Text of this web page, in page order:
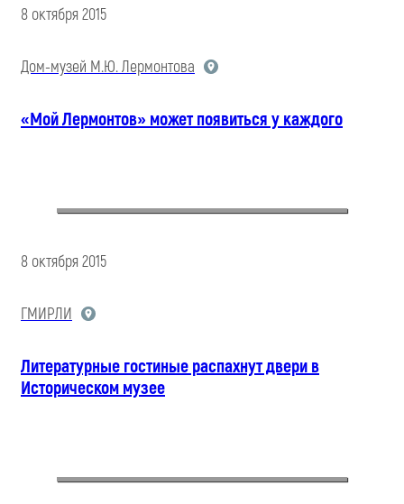
8 октября 2015
Дом-музей М.Ю. Лермонтова
«Мой Лермонтов» может появиться у каждого
8 октября 2015
ГМИРЛИ
Литературные гостиные распахнут двери в
Историческом музее